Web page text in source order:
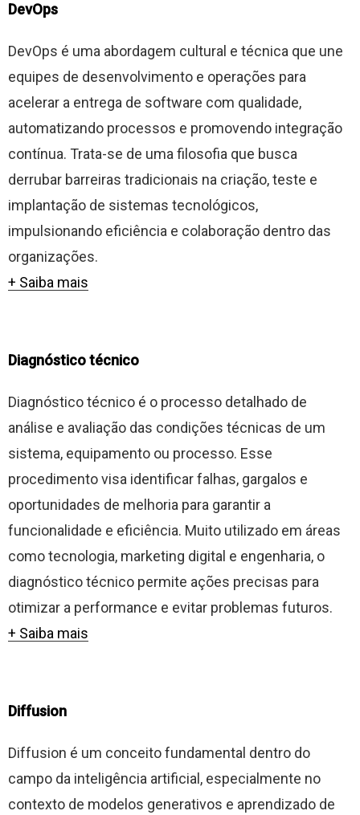
DevOps
DevOps é uma abordagem cultural e técnica que une
equipes de desenvolvimento e operações para
acelerar a entrega de software com qualidade,
automatizando processos e promovendo integração
contínua. Trata-se de uma filosofia que busca
derrubar barreiras tradicionais na criação, teste e
implantação de sistemas tecnológicos,
impulsionando eficiência e colaboração dentro das
organizações.
+ Saiba mais
Diagnóstico técnico
Diagnóstico técnico é o processo detalhado de
análise e avaliação das condições técnicas de um
sistema, equipamento ou processo. Esse
procedimento visa identificar falhas, gargalos e
oportunidades de melhoria para garantir a
funcionalidade e eficiência. Muito utilizado em áreas
como tecnologia, marketing digital e engenharia, o
diagnóstico técnico permite ações precisas para
otimizar a performance e evitar problemas futuros.
+ Saiba mais
Diffusion
Diffusion é um conceito fundamental dentro do
campo da inteligência artificial, especialmente no
contexto de modelos generativos e aprendizado de